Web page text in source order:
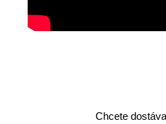
Chcete